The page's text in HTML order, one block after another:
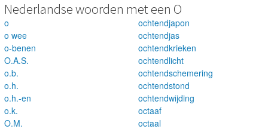
Nederlandse woorden met een O
o
o wee
o-benen
O.A.S.
o.b.
o.h.
o.h.-en
o.k.
O.M.
ochtendjapon
ochtendjas
ochtendkrieken
ochtendlicht
ochtendschemering
ochtendstond
ochtendwijding
octaaf
octaal